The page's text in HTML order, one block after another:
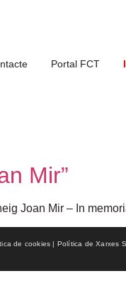
Portal FCT
Mir”
Joan Mir – In
de cookies | Política de Xarxes